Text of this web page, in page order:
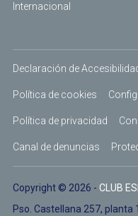
Internacional
Declaración de
Política de cookies
Política de privacidad
Canal de denuncias
Copyright © 2026 - CLUB
Pso. Castellana 257, planta